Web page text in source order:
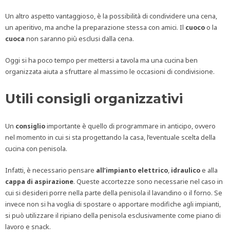
Un altro aspetto vantaggioso, è la possibilità di condividere una cena,
un aperitivo, ma anche la preparazione stessa con amici. Il cuocoo la
cuoca non saranno più esclusi dalla cena.
Oggi si ha poco tempo per mettersi a tavola ma una cucina ben
organizzata aiuta a sfruttare al massimo le occasioni di condivisione.
Utili consigli organizzativi
Un consiglioimportante è quello di programmare in anticipo, ovvero
nel momento in cui si sta progettando la casa, l’eventuale scelta della
cucina con penisola.
Infatti, è necessario pensare all’impianto elettrico, idraulicoe alla
cappa di aspirazione. Queste accortezze sono necessarie nel caso in
cui si desideri porre nella parte della penisola il lavandino o il forno. Se
invece non si ha voglia di spostare o apportare modifiche agli impianti,
si può utilizzare il ripiano della penisola esclusivamente come piano di
lavoro e snack.